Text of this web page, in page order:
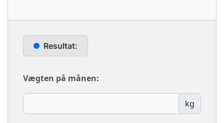
Resultat:
Vægten på månen:
kg